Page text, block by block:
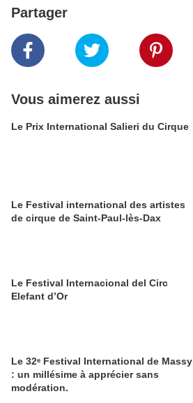
Partager
Vous aimerez aussi
Le Prix International Salieri du Cirque
Le Festival international des artistes
de cirque de Saint-Paul-lès-Dax
Le Festival Internacional del Circ
Elefant d’Or
Le 32ᵉ Festival International de Massy
: un millésime à apprécier sans
modération.